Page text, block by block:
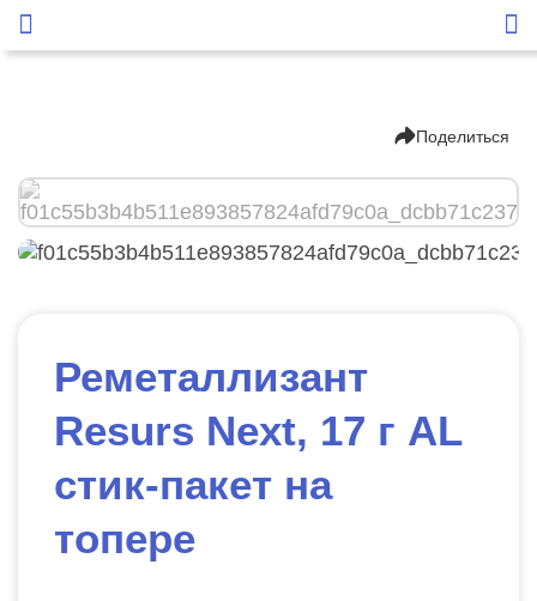
Поделиться
Реметаллизант
Resurs Next, 17 г AL
стик-пакет на
топере